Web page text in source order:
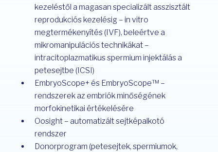
kezeléstől a magasan specializált asszisztált
reprodukciós kezelésig – in vitro
megtermékenyítés (IVF), beleértve a
mikromanipulációs technikákat –
intracitoplazmatikus spermium injektálás a
petesejtbe (ICSI)
EmbryoScope+ és EmbryoScope™ –
rendszerek az embriók minőségének
morfokinetikai értékelésére
Oosight – automatizált sejtképalkotó
rendszer
Donorprogram (petesejtek, spermiumok,